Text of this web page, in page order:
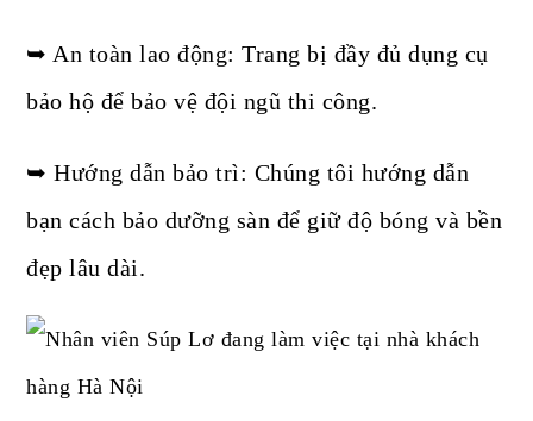
➥ An toàn lao động: Trang bị đầy đủ dụng cụ
bảo hộ để bảo vệ đội ngũ thi công.
➥ Hướng dẫn bảo trì: Chúng tôi hướng dẫn
bạn cách bảo dưỡng sàn để giữ độ bóng và bền
đẹp lâu dài.